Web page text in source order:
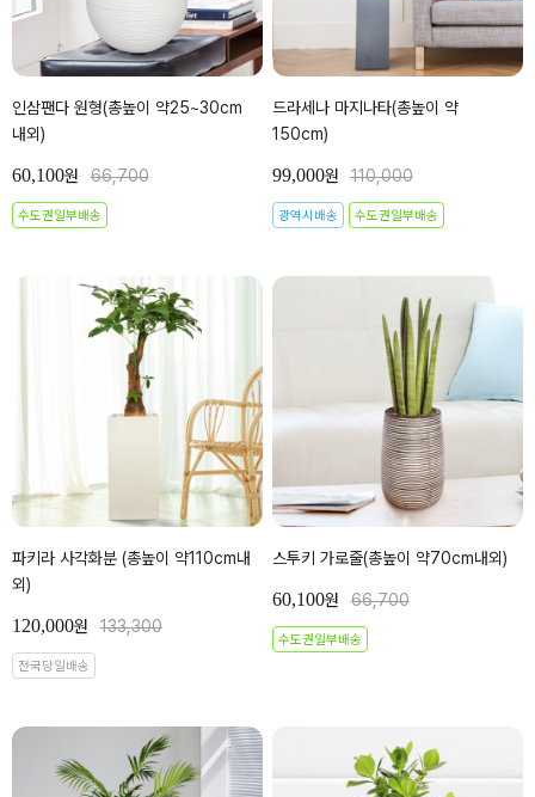
인삼팬다 원형(총높이 약25~30cm
내외)
60,100원 66,700
수도권일부배송
드라세나 마지나타(총높이 약
150cm)
99,000원 110,000
광역시배송 수도권일부배송
파키라 사각화분 (총높이 약110cm내
외)
120,000원 133,300
전국당일배송
스투키 가로줄(총높이 약70cm내외)
60,100원 66,700
수도권일부배송